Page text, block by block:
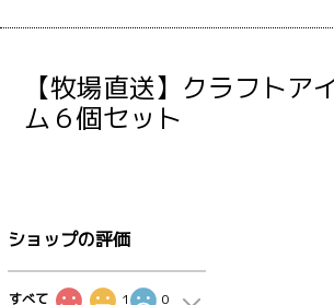
【牧場直送】クラフトア
ム６個セット
ショップの評価
すべて 1 0